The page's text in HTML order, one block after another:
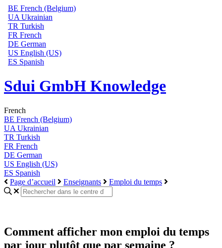
BE French (Belgium)
UA Ukrainian
TR Turkish
FR French
DE German
US English (US)
ES Spanish
Sdui GmbH Knowledge
French
BE French (Belgium)
UA Ukrainian
TR Turkish
FR French
DE German
US English (US)
ES Spanish
Page d’accueil
Enseignants Emploi du temps
Comment afficher mon emploi du temps
par jour plutôt que par semaine ?